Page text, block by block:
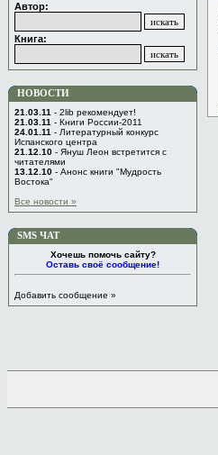
Автор:
Книга:
НОВОСТИ
21.03.11 - 2lib рекомендует!
21.03.11 - Книги России-2011
24.01.11 - Литературный конкурс
Испанского центра
21.12.10 - Януш Леон встретится с
читателями
13.12.10 - Анонс книги "Мудрость
Востока"
Все новости »
SMS ЧАТ
Хочешь помочь сайту?
Оставь своё сообщение!
Добавить сообщение »